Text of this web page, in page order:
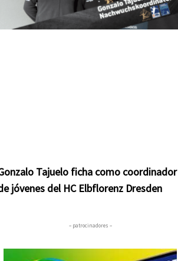
Tajuelo ficha como coordinador
jóvenes del HC Elbflorenz Dresden
– patrocinadores –